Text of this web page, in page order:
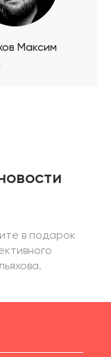
Максим
в подарок